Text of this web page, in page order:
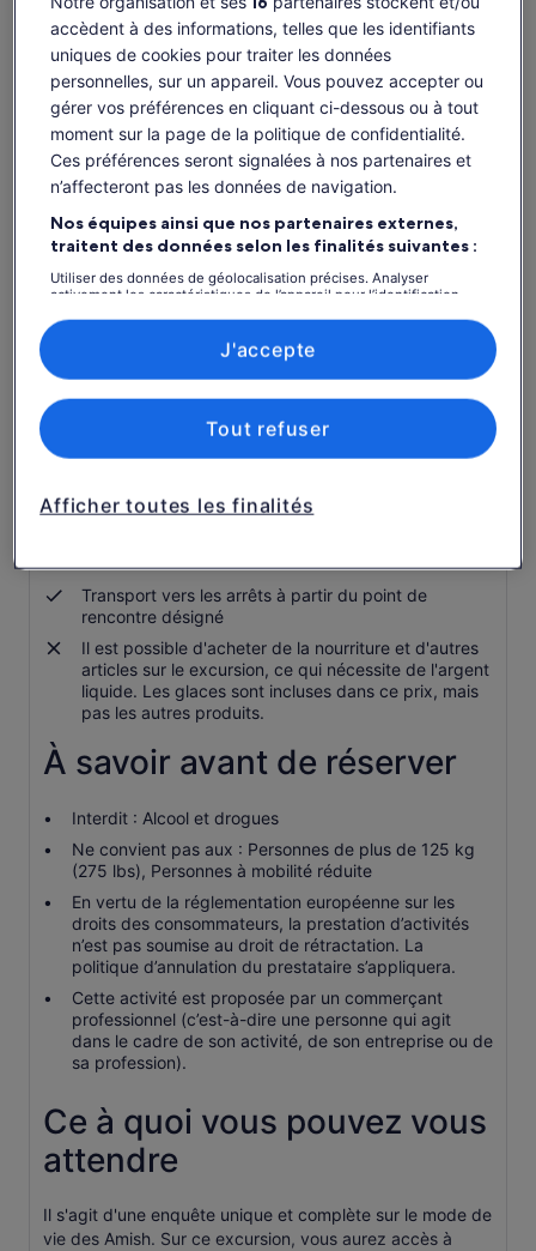
Disponibilité
Dates
jeu. 6 août – jeu. 20 août
Voyageurs
1 adulte
jeu. 6 août
86 €
ven. 7 août
86 €
sam. 8 août
86 €
dim. 9 août
-
Voir les billets
Il est possible que le contenu de cette page
provienne d’une traduction automatique.
Afficher le texte d’origine (anglais)
onglet.
Ce qui est inclus ou non
Casques d'écoute pour entendre clairement le guide
Transport vers les arrêts à partir du point de
rencontre désigné
Il est possible d'acheter de la nourriture et d'autres
articles sur le excursion, ce qui nécessite de l'argent
liquide. Les glaces sont incluses dans ce prix, mais
pas les autres produits.
À savoir avant de réserver
Interdit : Alcool et drogues
Ne convient pas aux : Personnes de plus de 125 kg
(275 lbs), Personnes à mobilité réduite
En vertu de la réglementation européenne sur les
droits des consommateurs, la prestation d’activités
n’est pas soumise au droit de rétractation. La
politique d’annulation du prestataire s’appliquera.
Cette activité est proposée par un commerçant
professionnel (c’est-à-dire une personne qui agit
dans le cadre de son activité, de son entreprise ou de
sa profession).
Ce à quoi vous pouvez vous
attendre
Il s'agit d'une enquête unique et complète sur le mode de
vie des Amish. Sur ce excursion, vous aurez accès à
accèdent à des informations, telles que les identifiants
uniques de cookies pour traiter les données
personnelles, sur un appareil. Vous pouvez accepter ou
gérer vos préférences en cliquant ci-dessous ou à tout
moment sur la page de la politique de confidentialité.
Ces préférences seront signalées à nos partenaires et
n’affecteront pas les données de navigation.
Nos équipes ainsi que nos partenaires externes,
traitent des données selon les finalités suivantes :
Utiliser des données de géolocalisation précises. Analyser
activement les caractéristiques de l’appareil pour l’identification.
et contenu personnalisés, mesure de performance des publicités
et du contenu, études d’audience et développement de services.
Liste de nos partenaires (fournisseurs)
Afficher toutes les finalités
Tout refuser
J'accepte